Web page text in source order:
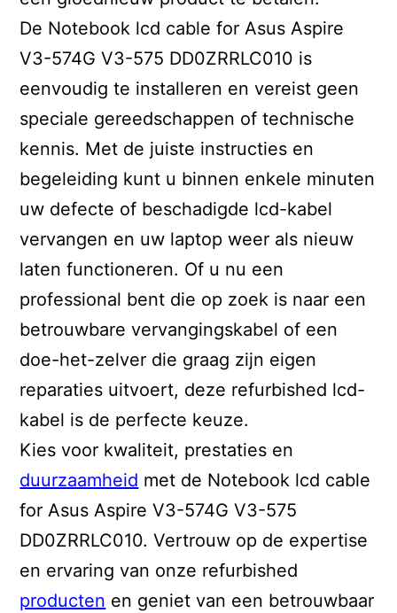
De Notebook lcd cable for Asus Aspire
V3-574G V3-575 DD0ZRRLC010 is
eenvoudig te installeren en vereist geen
speciale gereedschappen of technische
kennis. Met de juiste instructies en
begeleiding kunt u binnen enkele minuten
uw defecte of beschadigde lcd-kabel
vervangen en uw laptop weer als nieuw
laten functioneren. Of u nu een
professional bent die op zoek is naar een
betrouwbare vervangingskabel of een
doe-het-zelver die graag zijn eigen
reparaties uitvoert, deze refurbished lcd-
kabel is de perfecte keuze.
Kies voor kwaliteit, prestaties en
duurzaamheid met de Notebook lcd cable
for Asus Aspire V3-574G V3-575
DD0ZRRLC010. Vertrouw op de expertise
en ervaring van onze refurbished
producten en geniet van een betrouwbaar